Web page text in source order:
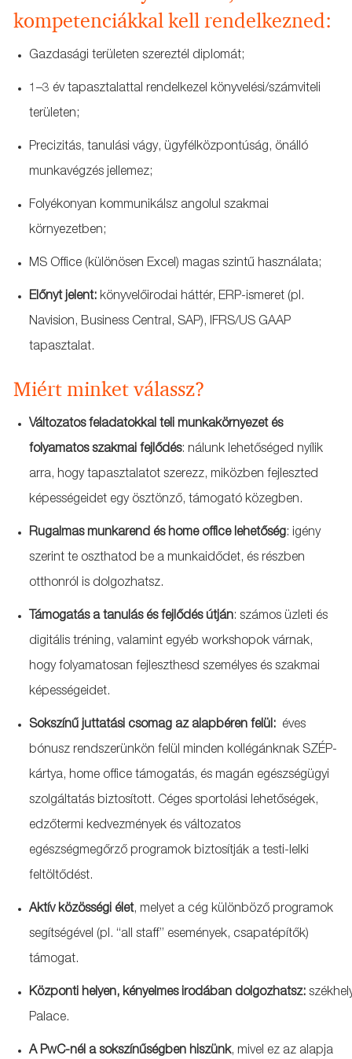
kompetenciákkal kell rendelkezned:
Gazdasági területen szereztél diplomát;
1–3 év tapasztalattal rendelkezel könyvelési/számviteli
területen;
Precizitás, tanulási vágy, ügyfélközpontúság, önálló
munkavégzés jellemez;
Folyékonyan kommunikálsz angolul szakmai
környezetben;
MS Office (különösen Excel) magas szintű használata;
Előnyt jelent:könyvelőirodai háttér, ERP‑ismeret (pl.
Navision, Business Central, SAP), IFRS/US GAAP
tapasztalat.
Miért minket válassz?
Változatos feladatokkal teli munkakörnyezet és
folyamatos szakmai fejlődés: nálunk lehetőséged nyílik
arra, hogy tapasztalatot szerezz, miközben fejleszted
képességeidet egy ösztönző, támogató közegben.
Rugalmas munkarend és home office lehetőség: igény
szerint te oszthatod be a munkaidődet, és részben
otthonról is dolgozhatsz.
Támogatás a tanulás és fejlődés útján: számos üzleti és
digitális tréning, valamint egyéb workshopok várnak,
hogy folyamatosan fejleszthesd személyes és szakmai
képességeidet.
Sokszínű juttatási csomag az alapbéren felül:éves
bónusz rendszerünkön felül minden kollégánknak SZÉP-
kártya, home office támogatás, és magán egészségügyi
szolgáltatás biztosított. Céges sportolási lehetőségek,
edzőtermi kedvezmények és változatos
egészségmegőrző programok biztosítják a testi-lelki
feltöltődést.
Aktív közösségi élet, melyet a cég különböző programok
segítségével (pl. “all staff” események, csapatépítők)
támogat.
Központi helyen, kényelmes irodában dolgozhatsz:
Palace.
A PwC-nél a sokszínűségben hiszünk, mivel ez az alapja